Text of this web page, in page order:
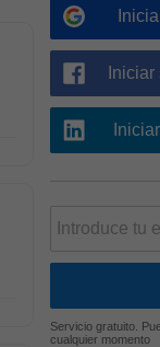
Servicio gratuito.
cualquier momento